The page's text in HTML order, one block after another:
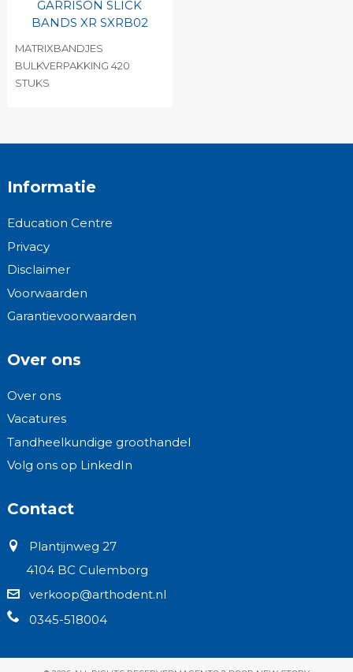
GARRISON SLICK
BANDS XR SXRB02
MATRIXBANDJES
BULKVERPAKKING 420
STUKS
Informatie
Education Centre
Privacy
Disclaimer
Voorwaarden
Garantievoorwaarden
Over ons
Over ons
Vacatures
Tandheelkundige groothandel
Volg ons op LinkedIn
Contact
Plantijnweg 27
4104 BC Culemborg
verkoop@arthodent.nl
0345-518004